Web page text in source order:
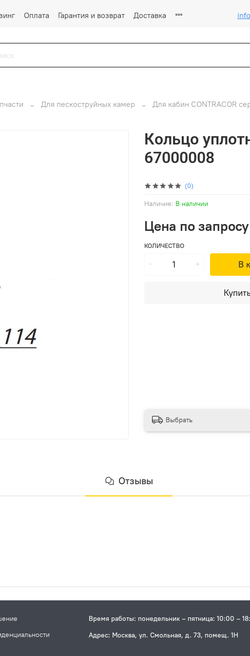
Оплата Гарантия и возврат Доставка
Для пескоструйных камер Для кабин CONTRACOR
(0)
Наличие: В наличии
Кольцо
67000008
Цена по запросу
КОЛИЧЕСТВО
В
Выбрать
Отзывы
Время работы: понедельник – пятница: 10:00 –
Адрес: Москва, ул. Смольная, д. 73, помещ. 1Н